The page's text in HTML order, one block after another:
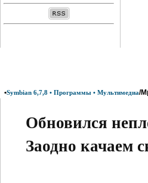
•Symbian 6,7,8 • Программы • Мультимедиа/
Обновился
Заодно качаем